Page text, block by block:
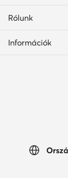
Rólunk
Információk